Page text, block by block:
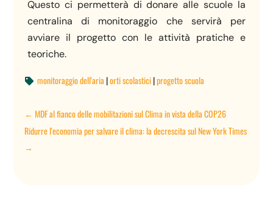
Questo ci permetterà di donare alle scuole la
centralina di monitoraggio che servirà per
avviare il progetto con le attività pratiche e
teoriche.
 monitoraggio dell'aria |orti scolastici|progetto scuola
←MDF al fianco delle mobilitazioni sul Clima in vista della COP26
Ridurre l'economia per salvare il clima: la decrescita sul New York Times
→